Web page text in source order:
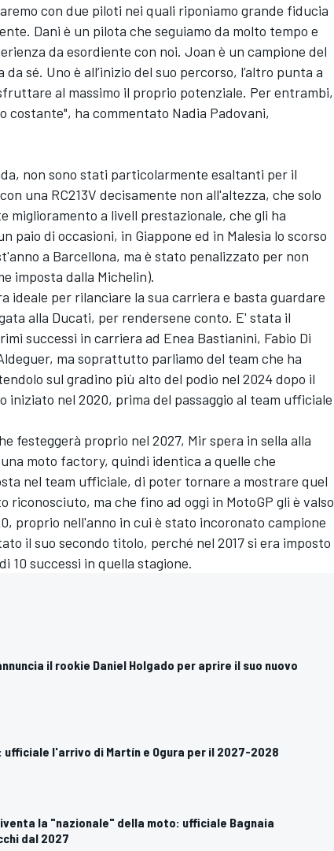
con due piloti nei quali riponiamo grande fiducia
Dani è un pilota che seguiamo da molto tempo e
da esordiente con noi. Joan è un campione del
sé. Uno è all’inizio del suo percorso, l’altro punta a
al massimo il proprio potenziale. Per entrambi,
costante", ha commentato Nadia Padovani,
non sono stati particolarmente esaltanti per il
una RC213V decisamente non all'altezza, che solo
miglioramento a livell prestazionale, che gli ha
paio di occasioni, in Giappone ed in Malesia lo scorso
a Barcellona, ma è stato penalizzato per non
imposta dalla Michelin).
ideale per rilanciare la sua carriera e basta guardare
alla Ducati, per rendersene conto. E' stata il
successi in carriera ad Enea Bastianini, Fabio Di
ma soprattutto parliamo del team che ha
sul gradino più alto del podio nel 2024 dopo il
nel 2020, prima del passaggio al team ufficiale
festeggerà proprio nel 2027, Mir spera in sella alla
una moto factory, quindi identica a quelle che
nel team ufficiale, di poter tornare a mostrare quel
ma che fino ad oggi in MotoGP gli è valso
proprio nell'anno in cui è stato incoronato campione
il suo secondo titolo, perché nel 2017 si era imposto
10 successi in quella stagione.
il rookie Daniel Holgado per aprire il suo nuovo
ufficiale l'arrivo di Martín e Ogura per il 2027-2028
la "nazionale" della moto: ufficiale Bagnaia
dal 2027